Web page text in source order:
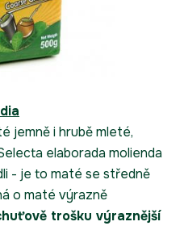
jemně i hrubě mleté,
elaborada molienda
- je to maté se středně
o maté výrazně
trošku výraznější